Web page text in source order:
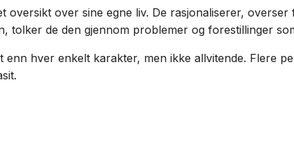
oversikt over sine egne liv. De rasjonaliserer,
tolker de den gjennom problemer og forestillinger
hver enkelt karakter, men ikke allvitende. Flere